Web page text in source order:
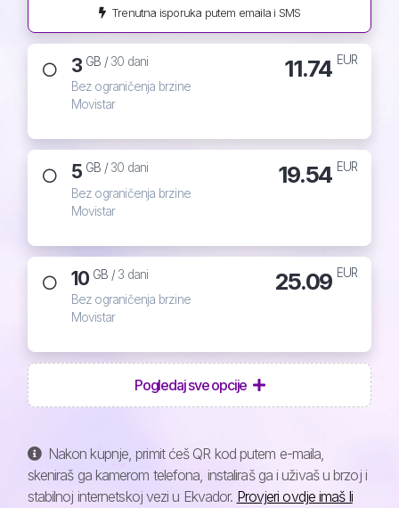
Trenutna isporuka putem emaila i SMS
3 GB /30 dani
Bez ograničenja brzine
Movistar
11.74 EUR
5 GB /30 dani
Bez ograničenja brzine
Movistar
19.54 EUR
10 GB /3 dani
Bez ograničenja brzine
Movistar
25.09 EUR
Pogledaj sve opcije
Nakon kupnje, primit ćeš QR kod putem e-maila,
skeniraš ga kamerom telefona, instaliraš ga i uživaš u brzoj i
stabilnoj internetskoj vezi u Ekvador. Provjeri ovdje imaš li